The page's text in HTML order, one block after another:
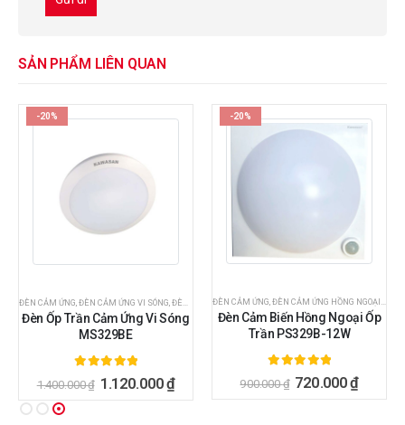
SẢN PHẨM LIÊN QUAN
CẢM ỨNG HỒNG NGOẠI
-20%
ĐÈN CẢM ỨNG,ĐÈN CẢM ỨNG VI SÓNG,ĐÈN CẢM ỨNG VI SÓNG ỐP TRẦN ,ĐÈN CẢM ỨNG VI SÓNG
Đèn Ốp Trần Cảm Ứng Vi Sóng
MS329BE
5.00ngoài 5
1.400.000₫ 1.120.000₫
-20%
ĐÈN CẢM ỨNG ĐÈN CẢM ỨNG HỒNG NGOẠI
Đèn Cảm Biến Hồng Ngoại Ốp
Trần PS329B-12W
ngoài 5
900.000₫ 720.000₫